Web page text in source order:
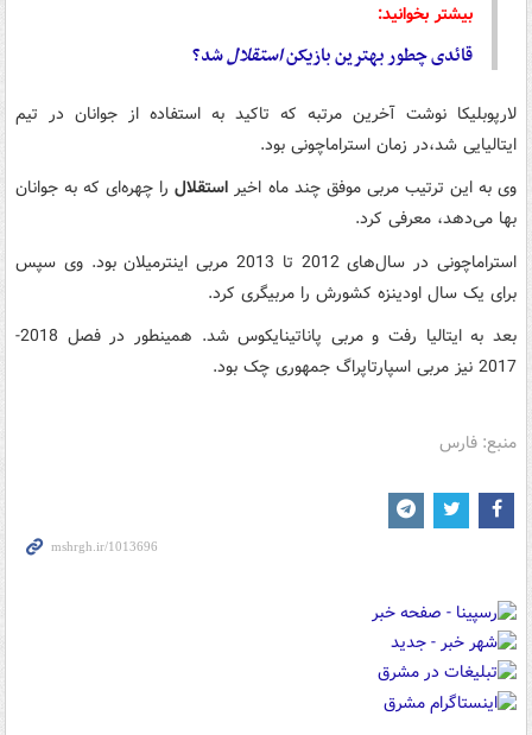
بیشتر بخوانید:
قائدی چطور بهترین بازیکناستقلالشد؟
لارپوبلیکا نوشت آخرین مرتبه که تاکید به استفاده از جوانان در تیم
ایتالیایی شد،‌در زمان استراماچونی بود.
وی به این ترتیب مربی موفق چند ماه اخیر استقلال را چهره‌ای که به جوانان
بها می‌دهد، معرفی کرد.
استراماچونی در سال‌های 2012 تا 2013 مربی اینترمیلان بود. وی سپس
برای یک سال اودینزه کشورش را مربیگری کرد.
بعد به ایتالیا رفت و مربی پاناتینایکوس شد. همینطور در فصل 2018-
2017 نیز مربی اسپارتاپراگ جمهوری چک بود.
منبع: فارس